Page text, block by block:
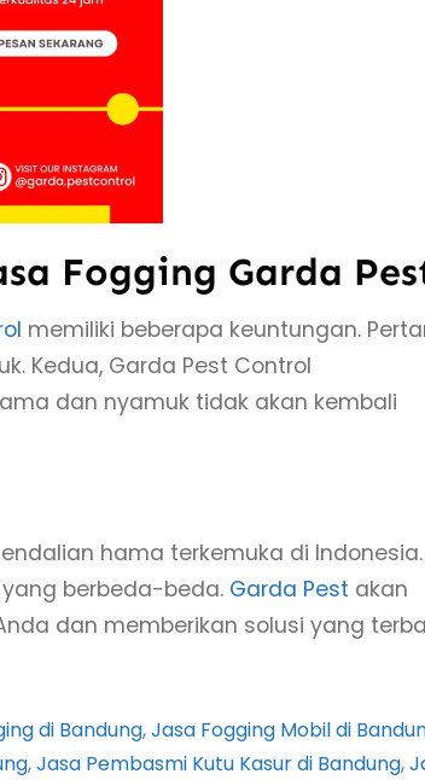
Fogging Garda
memiliki beberapa keuntungan.
Kedua, Garda Pest Control
dan nyamuk tidak akan kembali
hama terkemuka di Indonesia.
berbeda-beda. Garda Pest akan
dan memberikan solusi yang
di Bandung, Jasa Fogging Mobil di
, Jasa Pembasmi Kutu Kasur di Bandung,